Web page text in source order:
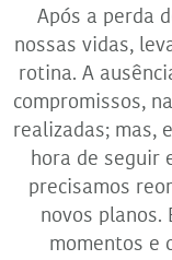
Após a perda
nossas vidas,
rotina. A
compromissos,
realizadas; mas,
hora de seguir
precisamos
novos
momentos e